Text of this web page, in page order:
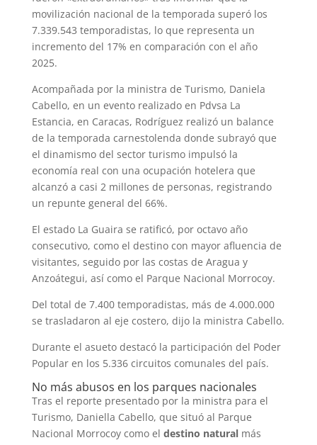
movilización nacional de la temporada superó los
7.339.543 temporadistas, lo que representa un
incremento del 17% en comparación con el año
2025.
Acompañada por la ministra de Turismo, Daniela
Cabello, en un evento realizado en Pdvsa La
Estancia, en Caracas, Rodríguez realizó un balance
de la temporada carnestolenda donde subrayó que
el dinamismo del sector turismo impulsó la
economía real con una ocupación hotelera que
alcanzó a casi 2 millones de personas, registrando
un repunte general del 66%.
El estado La Guaira se ratificó, por octavo año
consecutivo, como el destino con mayor afluencia de
visitantes, seguido por las costas de Aragua y
Anzoátegui, así como el Parque Nacional Morrocoy.
Del total de 7.400 temporadistas, más de 4.000.000
se trasladaron al eje costero, dijo la ministra Cabello.
Durante el asueto destacó la participación del Poder
Popular en los 5.336 circuitos comunales del país.
No más abusos en los parques nacionales
Tras el reporte presentado por la ministra para el
Turismo, Daniella Cabello, que situó al Parque
Nacional Morrocoy como el destino natural más